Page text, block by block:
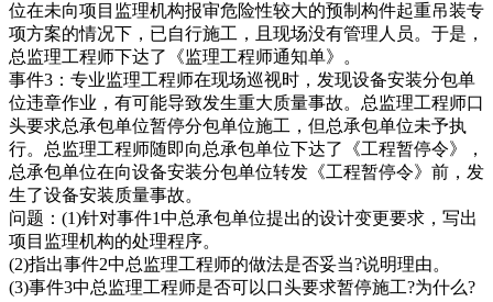
位在未向项目监理机构报审危险性较大的预制构件起重吊装专
项方案的情况下，已自行施工，且现场没有管理人员。于是，
总监理工程师下达了《监理工程师通知单》。
事件3：专业监理工程师在现场巡视时，发现设备安装分包单
位违章作业，有可能导致发生重大质量事故。总监理工程师口
头要求总承包单位暂停分包单位施工，但总承包单位未予执
行。总监理工程师随即向总承包单位下达了《工程暂停令》，
总承包单位在向设备安装分包单位转发《工程暂停令》前，发
生了设备安装质量事故。
问题：(1)针对事件1中总承包单位提出的设计变更要求，写出
项目监理机构的处理程序。
(2)指出事件2中总监理工程师的做法是否妥当?说明理由。
(3)事件3中总监理工程师是否可以口头要求暂停施工?为什么?